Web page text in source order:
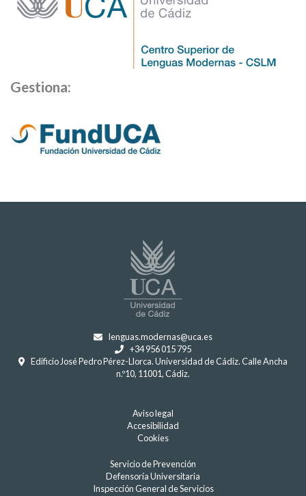
Gestiona:
lenguas.modernas@uca.es
+34 956 015 795
Edificio José Pedro Pérez-Llorca. Universidad de Cádiz. Calle Ancha
n.º10, 11001, Cádiz.
Aviso legal
Accesibilidad
Cookies
Servicio de Prevención
Defensoría Universitaria
Inspección General de Servicios